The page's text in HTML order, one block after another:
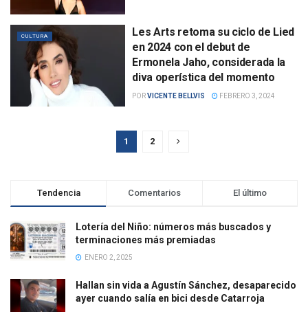
CULTURA
Les Arts retoma su ciclo de Lied
en 2024 con el debut de
Ermonela Jaho, considerada la
diva operística del momento
PORVICENTE BELLVIS FEBRERO 3, 2024
1 2
Tendencia Comentarios El último
Lotería del Niño: números más buscados y
terminaciones más premiadas
ENERO 2, 2025
Hallan sin vida a Agustín Sánchez, desaparecido
ayer cuando salía en bici desde Catarroja